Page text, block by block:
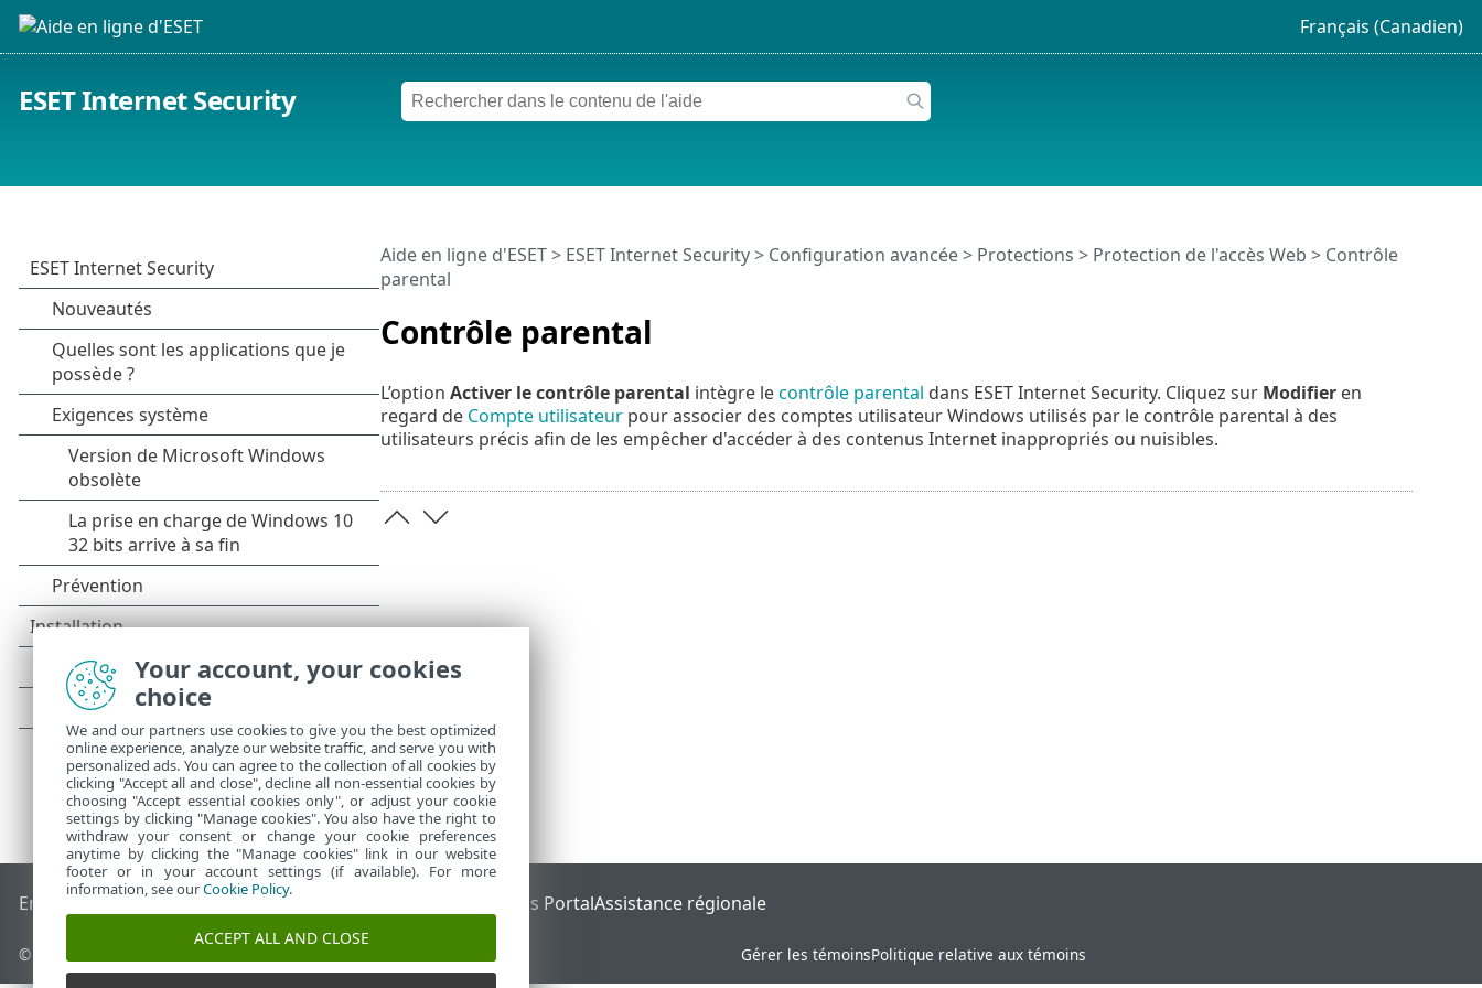
Français (Canadien)
ESET Internet Security
Contrôle parental
Aide en ligne d'ESET> ESET Internet Security> Configuration avancée> Protections > Protection de l'accès Web > Contrôle
parental
L’option Activer le contrôle parental intègre lecontrôle parental dans ESET Internet Security. Cliquez sur Modifieren
regard de Compte utilisateurpour associer des comptes utilisateur Windows utilisés par le contrôle parental à des
utilisateurs précis afin de les empêcher d'accéder à des contenus Internet inappropriés ou nuisibles.
End of Life Base de connaissances ESET ESET Status PortalAssistance régionale
© 1992 - 2026 ESET, spol. s r.o. - Tous droits réservés. Gérer les témoinsPolitique relative aux témoins
Your account, your cookies
choice
We and our partners use cookies to give you the best optimized
online experience, analyze our website traffic, and serve you with
personalized ads. You can agree to the collection of all cookies by
clicking "Accept all and close", decline all non-essential cookies by
choosing "Accept essential cookies only", or adjust your cookie
settings by clicking "Manage cookies". You also have the right to
withdraw your consent or change your cookie preferences
anytime by clicking the "Manage cookies" link in our website
footer or in your account settings (if available). For more
information, see ourCookie Policy.
ACCEPT ALL AND CLOSE